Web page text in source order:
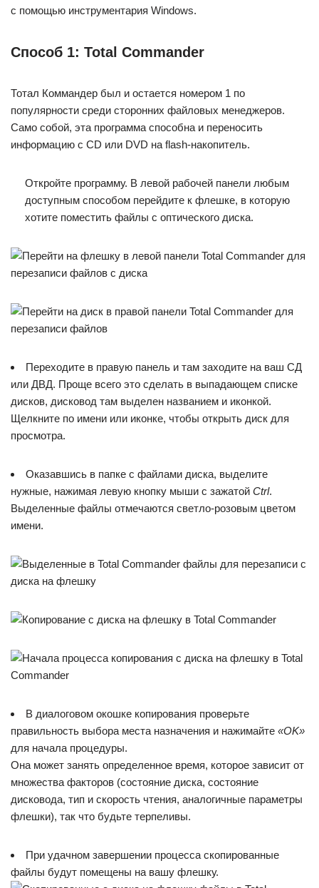
с помощью инструментария Windows.
Способ 1: Total Commander
Тотал Коммандер был и остается номером 1 по
популярности среди сторонних файловых менеджеров.
Само собой, эта программа способна и переносить
информацию с CD или DVD на flash-накопитель.
Откройте программу. В левой рабочей панели любым
доступным способом перейдите к флешке, в которую
хотите поместить файлы с оптического диска.
Переходите в правую панель и там заходите на ваш СД
или ДВД. Проще всего это сделать в выпадающем списке
дисков, дисковод там выделен названием и иконкой.
Щелкните по имени или иконке, чтобы открыть диск для
просмотра.
Оказавшись в папке с файлами диска, выделите
нужные, нажимая левую кнопку мыши с зажатой Ctrl.
Выделенные файлы отмечаются светло-розовым цветом
имени.
В диалоговом окошке копирования проверьте
правильность выбора места назначения и нажимайте «OK»
для начала процедуры.
Она может занять определенное время, которое зависит от
множества факторов (состояние диска, состояние
дисковода, тип и скорость чтения, аналогичные параметры
флешки), так что будьте терпеливы.
При удачном завершении процесса скопированные
файлы будут помещены на вашу флешку.